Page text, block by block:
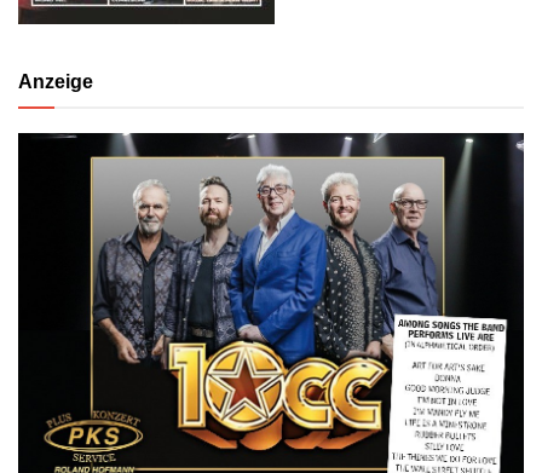
Anzeige